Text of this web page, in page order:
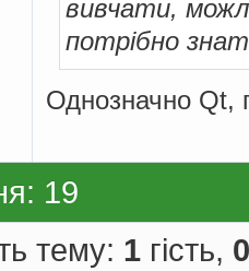
вивчати,
потрібно
Однозначно Qt,
19
тему: 1 гість, 0